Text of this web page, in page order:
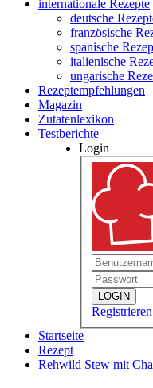
internationale Rezepte
deutsche
französische
spanische
italienische
ungarische
Rezeptempfehlungen
Magazin
Zutatenlexikon
Testberichte
Login
LOGIN
Startseite
Rezept
Rehwild Stew mit